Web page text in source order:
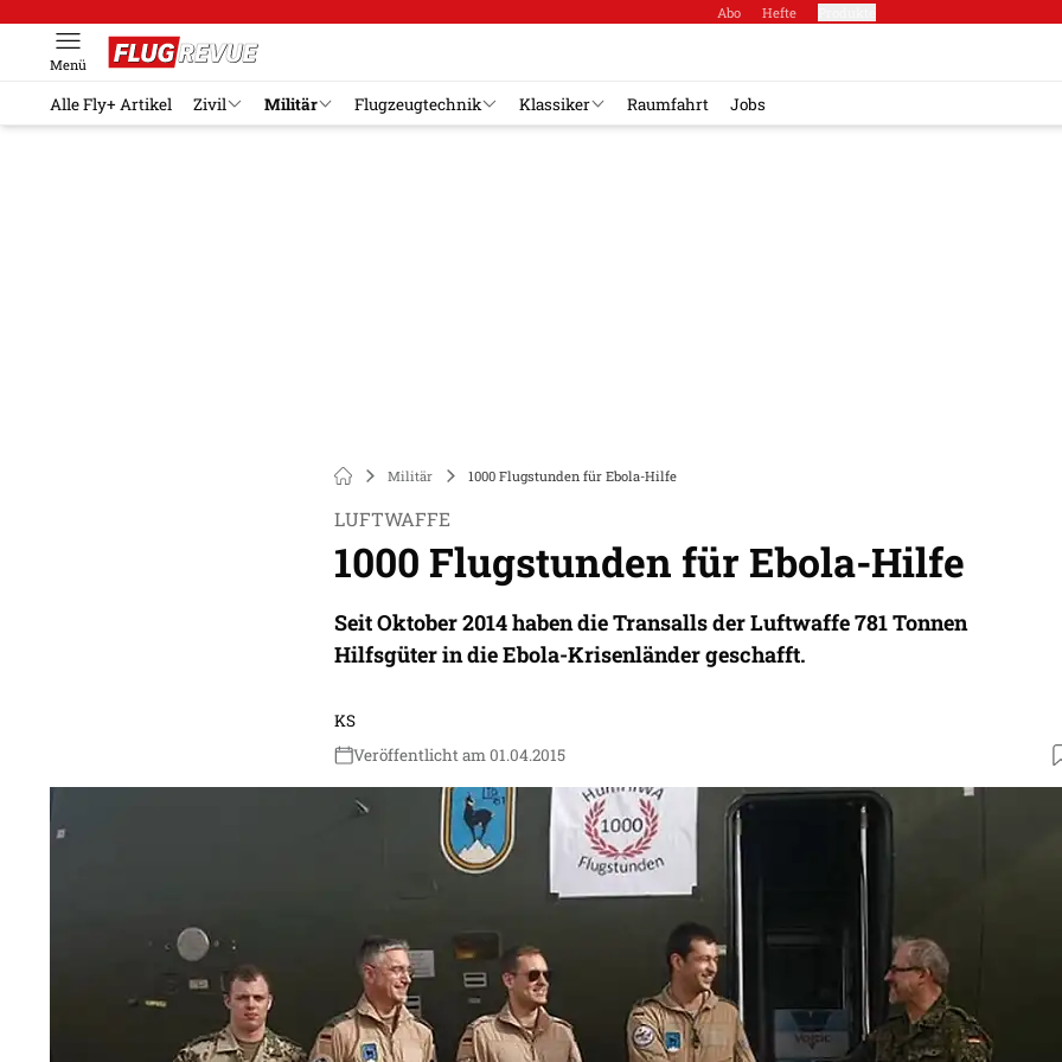
Abo Hefte
Menü
Alle Fly+ Artikel Zivil Militär Flugzeugtechnik Klassiker Raumfahrt Jobs
Militär 1000 Flugstunden für Ebola-Hilfe
LUFTWAFFE
1000 Flugstunden für Ebola-Hilfe
Seit Oktober 2014 haben die Transalls der Luftwaffe 781 Tonnen
Hilfsgüter in die Ebola-Krisenländer geschafft.
KS
Veröffentlicht am 01.04.2015